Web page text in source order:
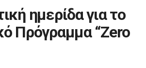
ημερίδα για το
Πρόγραμμα “Zero